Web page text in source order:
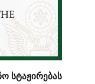
სტაჟირებას